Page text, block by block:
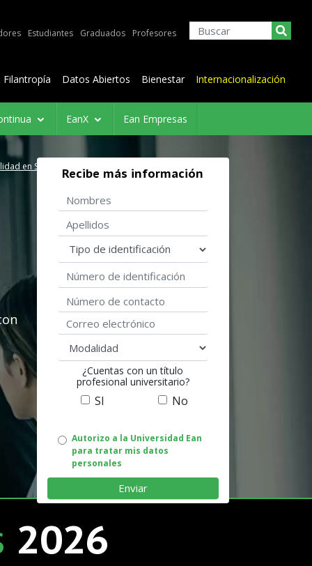
Estudiantes Graduados Profesores
Filantropía Datos Abiertos Bienestar Internacionalización
EanX Ean Empresas
2026
en Salud
Recibe más información
Nombres
Apellidos
Tipo de identificación
Número de identificación
Número de contacto
Correo electrónico
modalidad
¿Cuentas con un título
profesional universitario?
SI No
Autorizo
uso
personales
Autorizo a la Universidad Ean
para tratar mis datos
personales